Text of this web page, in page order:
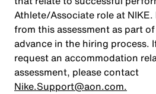
Athlete/Associate role at NIKE.
from this assessment as part
advance in the hiring process.
request an accommodation
assessment, please contact
Nike.Support@aon.com.